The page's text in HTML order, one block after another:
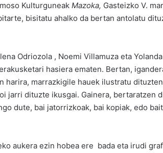
Kulturguneak Mazoka, Gasteizko V.
bisitatu ahalko da bertan antolatu
Odriozola , Noemi Villamuza eta
hasiera ematen. Bertan,
harira, marrazkigile hauek ilustratu
jarri dituzte ikusgai. Gainera, bertaratzen
dute, bai jatorrizkoak, bai kopiak, edo
aukera ezin hobea ere bada eta irudi